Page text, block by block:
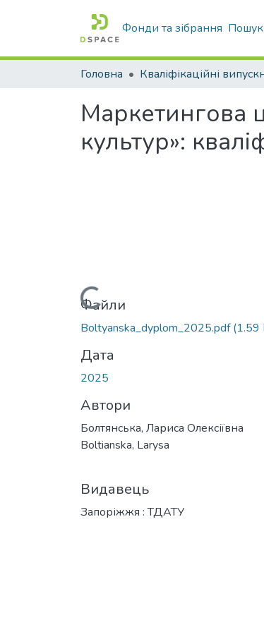
Фонди та зібрання Пошук
Головна
Маркетингова
культур»:
Вантажиться...
Файли
Boltyanska_dyplom_2025.pdf(1.59
Дата
2025
Автори
Болтянська, Лариса Олексіївна
Boltianska, Larysa
Видавець
Запоріжжя : ТДАТУ